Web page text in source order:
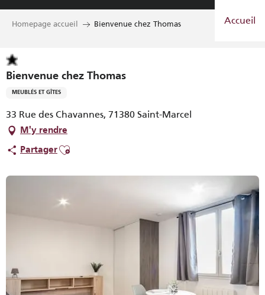
Aller
Accueil
Homepage accueil Bienvenue chez Thomas
Bienvenue chez Thomas
MEUBLÉS ET GÎTES
33 Rue des Chavannes, 71380 Saint-Marcel
M'y rendre
PartagerAjouter aux favoris